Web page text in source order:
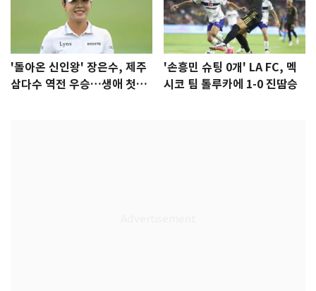
'돌아온 신인왕' 장은수, 제주
삼다수 역전 우승…생애 첫승
'손흥민 슈팅 0개' LA FC, 멕
시코 팀 톨루카에 1-0 진땀승